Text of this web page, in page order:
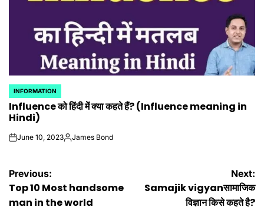
POSTED
IN
INFORMATION
Influence को हिंदी में क्या कहते हैं? (Influence meaning in
Hindi)
onJune 10, 2023Posted
James Bond
Post
navigation
Previous:
Top 10 Most handsome
man in the world
Next:
Samajik vigyanसामाजिक
विज्ञान किसे कहते है?